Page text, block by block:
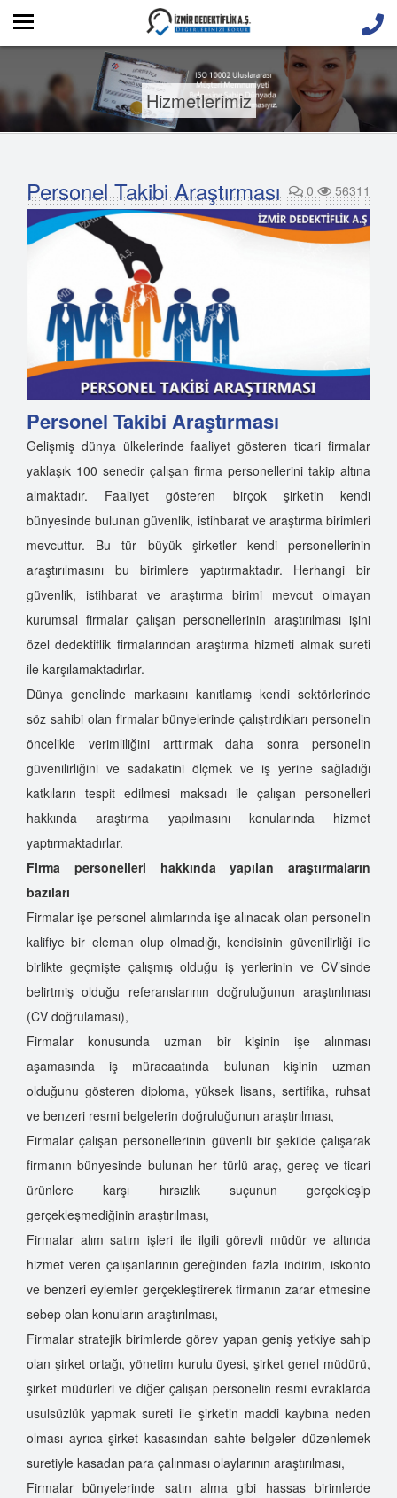
Hizmetlerimiz
Personel Takibi Araştırması 0 56311
Personel Takibi Araştırması
Gelişmiş dünya ülkelerinde faaliyet gösteren ticari firmalar
yaklaşık 100 senedir çalışan firma personellerini takip altına
almaktadır. Faaliyet gösteren birçok şirketin kendi
bünyesinde bulunan güvenlik, istihbarat ve araştırma birimleri
mevcuttur. Bu tür büyük şirketler kendi personellerinin
araştırılmasını bu birimlere yaptırmaktadır. Herhangi bir
güvenlik, istihbarat ve araştırma birimi mevcut olmayan
kurumsal firmalar çalışan personellerinin araştırılması işini
özel dedektiflik firmalarından araştırma hizmeti almak sureti
ile karşılamaktadırlar.
Dünya genelinde markasını kanıtlamış kendi sektörlerinde
söz sahibi olan firmalar bünyelerinde çalıştırdıkları personelin
öncelikle verimliliğini arttırmak daha sonra personelin
güvenilirliğini ve sadakatini ölçmek ve iş yerine sağladığı
katkıların tespit edilmesi maksadı ile çalışan personelleri
hakkında araştırma yapılmasını konularında hizmet
yaptırmaktadırlar.
Firma personelleri hakkında yapılan araştırmaların
bazıları
Firmalar işe personel alımlarında işe alınacak olan personelin
kalifiye bir eleman olup olmadığı, kendisinin güvenilirliği ile
birlikte geçmişte çalışmış olduğu iş yerlerinin ve CV’sinde
belirtmiş olduğu referanslarının doğruluğunun araştırılması
(CV doğrulaması),
Firmalar konusunda uzman bir kişinin işe alınması
aşamasında iş müracaatında bulunan kişinin uzman
olduğunu gösteren diploma, yüksek lisans, sertifika, ruhsat
ve benzeri resmi belgelerin doğruluğunun araştırılması,
Firmalar çalışan personellerinin güvenli bir şekilde çalışarak
firmanın bünyesinde bulunan her türlü araç, gereç ve ticari
ürünlere karşı hırsızlık suçunun gerçekleşip
gerçekleşmediğinin araştırılması,
Firmalar alım satım işleri ile ilgili görevli müdür ve altında
hizmet veren çalışanlarının gereğinden fazla indirim, iskonto
ve benzeri eylemler gerçekleştirerek firmanın zarar etmesine
sebep olan konuların araştırılması,
Firmalar stratejik birimlerde görev yapan geniş yetkiye sahip
olan şirket ortağı, yönetim kurulu üyesi, şirket genel müdürü,
şirket müdürleri ve diğer çalışan personelin resmi evraklarda
usulsüzlük yapmak sureti ile şirketin maddi kaybına neden
olması ayrıca şirket kasasından sahte belgeler düzenlemek
suretiyle kasadan para çalınması olaylarının araştırılması,
Firmalar bünyelerinde satın alma gibi hassas birimlerde